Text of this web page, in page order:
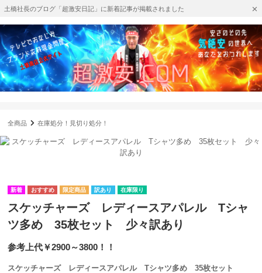
土橋社長のブログ「超激安日記」に新着記事が掲載されました
全商品 在庫処分！見切り処分！
訳あり 在庫限り
スケッチャーズ レディースアパレル Tシャ
ツ多め 35枚セット 少々訳あり
参考上代￥2900～3800！！
スケッチャーズ レディースアパレル Tシャツ多め 35枚セット